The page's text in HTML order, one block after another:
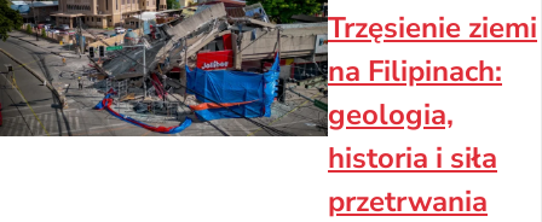
Trzęsienie ziemi
na Filipinach:
geologia,
historia i siła
przetrwania